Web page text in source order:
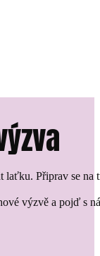
laťku. Připrav se
výzvě a pojď s